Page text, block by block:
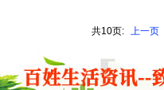
共10页: 上一页